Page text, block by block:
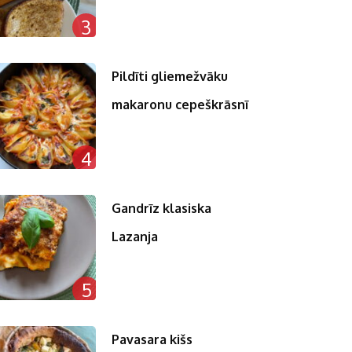
3
4
Pildīti gliemežvāku
makaronu cepeškrāsnī
5
Gandrīz klasiska
Lazanja
Pavasara kišs